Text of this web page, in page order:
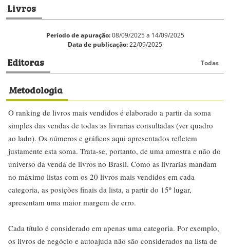
Livros
Período de apuração:08/09/2025 a 14/09/2025
Data de publicação:22/09/2025
Editoras Todas
Metodologia
O ranking de livros mais vendidos é elaborado a partir da soma
simples das vendas de todas as livrarias consultadas (ver quadro
ao lado). Os números e gráficos aqui apresentados refletem
justamente esta soma. Trata-se, portanto, de uma amostra e não do
universo da venda de livros no Brasil. Como as livrarias mandam
no máximo listas com os 20 livros mais vendidos em cada
categoria, as posições finais da lista, a partir do 15º lugar,
apresentam uma maior margem de erro.
Cada título é considerado em apenas uma categoria. Por exemplo,
os livros de negócio e autoajuda não são considerados na lista de